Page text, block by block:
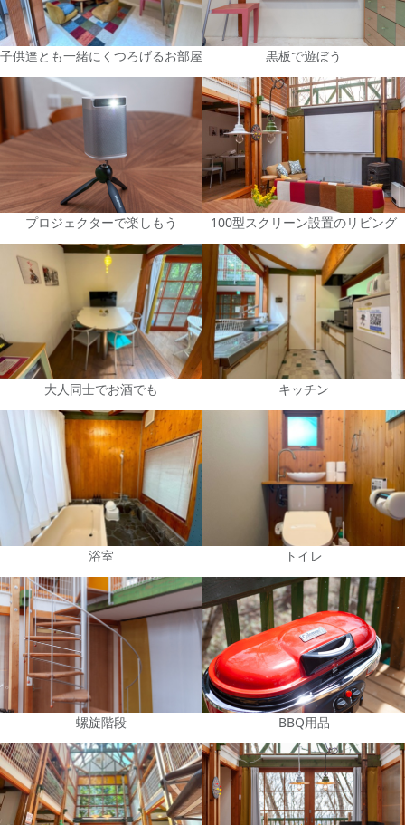
子供達とも一緒にくつろげるお部屋 黒板で遊ぼう
プロジェクターで楽しもう 100型スクリーン設置のリビング
大人同士でお酒でも キッチン
浴室 トイレ
螺旋階段 BBQ用品